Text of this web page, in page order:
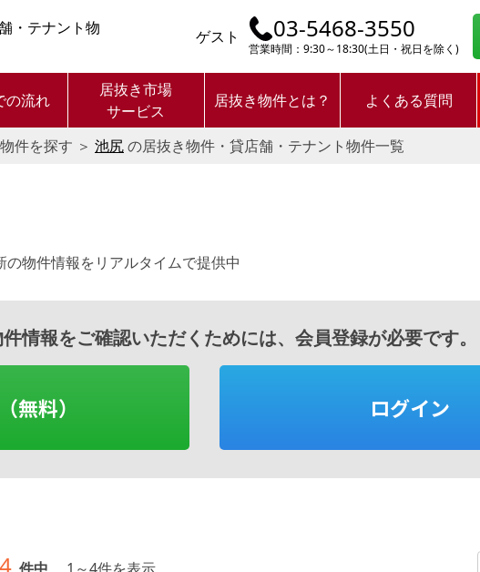
・テナント物
ゲスト 03-5468-3550
営業時間：9:30～18:30(土日・祝日を除く)
の流れ
居抜き市場
サービス
居抜き物件とは？ よくある質問
件を探す ＞ 池尻の居抜き物件・貸店舗・テナント物件一覧
物件情報をリアルタイムで提供中
情報をご確認いただくためには、会員登録が必要です。
無料） ログイン
4